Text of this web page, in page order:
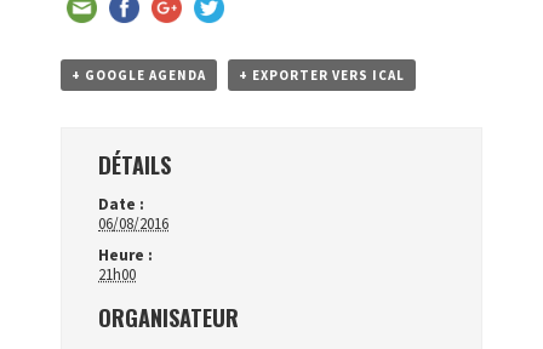
+ GOOGLE AGENDA + EXPORTER VERS ICAL
DÉTAILS
Date :
06/08/2016
Heure :
21h00
ORGANISATEUR